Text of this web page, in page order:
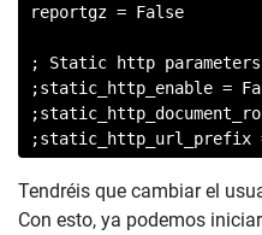
reportgz = False
; Static http parameters
;static_http_enable =
;static_http_url_prefix
Tendréis que cambiar el
Con esto, ya podemos